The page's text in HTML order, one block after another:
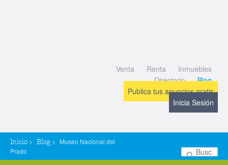
Venta Renta
Inmuebles
Directorio
Blog
Publica tus anuncios gratis
Inicia Sesión
Inicio > Blog > Museo Nacional del
Prado